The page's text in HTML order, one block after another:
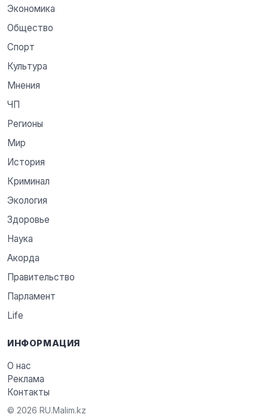
Экономика
Общество
Спорт
Культура
Мнения
ЧП
Регионы
Мир
История
Криминал
Экология
Здоровье
Наука
Акорда
Правительство
Парламент
Life
ИНФОРМАЦИЯ
О нас
Реклама
Контакты
© 2026 RU.Malim.kz